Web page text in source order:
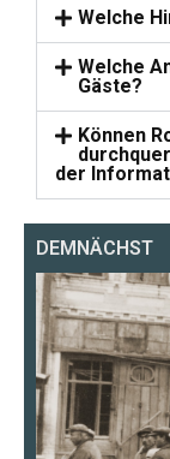
Welche
Welche
Gäste?
Können
der
DEMNÄCHST